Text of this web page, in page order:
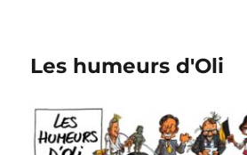
Les humeurs d'Oli